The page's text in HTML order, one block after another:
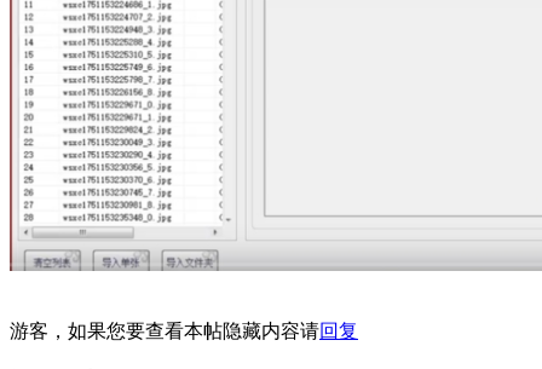
游客，如果您要查看本帖隐藏内容请回复